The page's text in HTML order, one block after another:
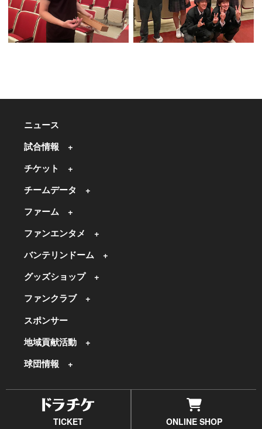
ニュース
試合情報
チケット
チームデータ
ファーム
ファンエンタメ
バンテリンドーム
グッズショップ
ファンクラブ
スポンサー
地域貢献活動
球団情報
TICKET ONLINE SHOP